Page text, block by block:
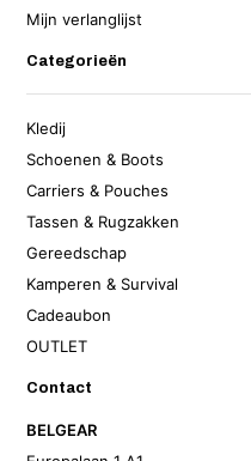
Mijn verlanglijst
Categorieën
Kledij
Schoenen & Boots
Carriers & Pouches
Tassen & Rugzakken
Gereedschap
Kamperen & Survival
Cadeaubon
OUTLET
Contact
BELGEAR